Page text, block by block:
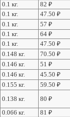
0.1 кг. 82 ₽
0.1 кг. 47.50 ₽
0.1 кг. 57 ₽
0.1 кг. 64 ₽
0.1 кг. 47.50 ₽
0.148 кг. 70.50 ₽
0.146 кг. 51 ₽
0.146 кг. 45.50 ₽
0.155 кг. 59.50 ₽
0.138 кг. 80 ₽
0.066 кг. 81 ₽